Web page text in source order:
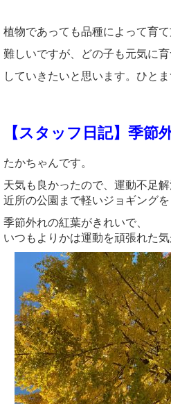
植物であっても品種によって育
難しいですが、どの子も元気に
していきたいと思います。ひと
【スタッフ日記】季節
たかちゃんです。
天気も良かったので、運動不足
近所の公園まで軽いジョギング
季節外れの紅葉がきれいで、
いつもよりかは運動を頑張れた